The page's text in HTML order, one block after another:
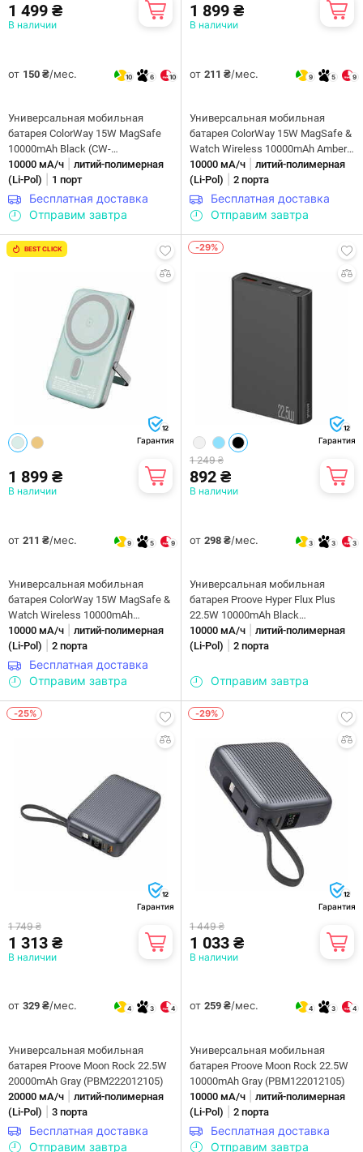
1 499 ₴
В наличии
от 150 ₴/мес. 10 6 10
Универсальная мобильная
батарея ColorWay 15W MagSafe
10000mAh Black (CW-
PB100LPA1BK-WPDD)
10000 мА/ч
литий-полимерная
(Li-Pol)
1 порт
Бесплатная доставка
Отправим завтра
1 899 ₴
В наличии
от 211 ₴/мес. 9 5 9
Универсальная мобильная
батарея ColorWay 15W MagSafe &
Watch Wireless 10000mAh Amber
(CW-PB100LPA2Y-WPDD)
10000 мА/ч
литий-полимерная
(Li-Pol)
2 порта
Бесплатная доставка
Отправим завтра
BEST CLICK
12
Гарантия
1 899 ₴
В наличии
от 211 ₴/мес. 9 5 9
Универсальная мобильная
батарея ColorWay 15W MagSafe &
Watch Wireless 10000mAh
Aquamarine (CW-PB100LPA2MT-
WPDD)
10000 мА/ч
литий-полимерная
(Li-Pol)
2 порта
Бесплатная доставка
Отправим завтра
-29%
12
Гарантия
1 249 ₴
892 ₴
В наличии
от 298 ₴/мес. 3 3 3
Универсальная мобильная
батарея Proove Hyper Flux Plus
22.5W 10000mAh Black
(PBF122120001)
10000 мА/ч
литий-полимерная
(Li-Pol)
2 порта
Отправим завтра
-25%
12
Гарантия
1 749 ₴
1 313 ₴
В наличии
от 329 ₴/мес. 4 3 4
Универсальная мобильная
батарея Proove Moon Rock 22.5W
20000mAh Gray (PBM222012105)
20000 мА/ч
литий-полимерная
(Li-Pol)
3 порта
Бесплатная доставка
Отправим завтра
-29%
12
Гарантия
1 449 ₴
1 033 ₴
В наличии
от 259 ₴/мес. 4 3 4
Универсальная мобильная
батарея Proove Moon Rock 22.5W
10000mAh Gray (PBM122012105)
10000 мА/ч
литий-полимерная
(Li-Pol)
2 порта
Бесплатная доставка
Отправим завтра